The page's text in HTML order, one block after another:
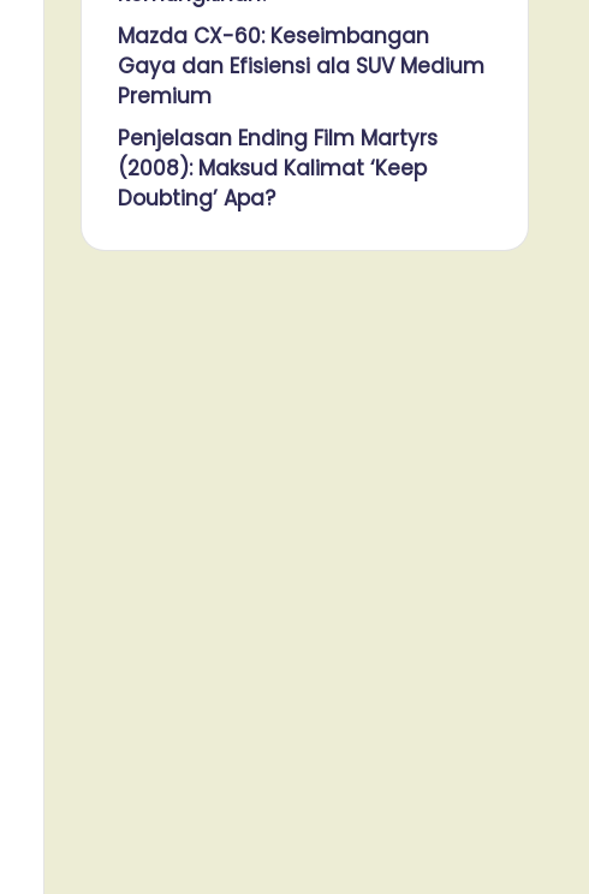
Mazda CX-60: Keseimbangan
Gaya dan Efisiensi ala SUV Medium
Premium
Penjelasan Ending Film Martyrs
(2008): Maksud Kalimat ‘Keep
Doubting’ Apa?